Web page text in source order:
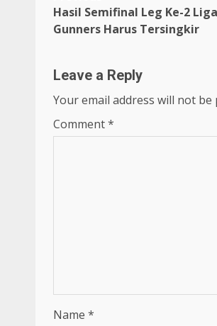
navigation
Hasil Semifinal Leg Ke-2
Gunners Harus Tersingkir
Leave a Reply
Your email address will not be
Comment*
Name *